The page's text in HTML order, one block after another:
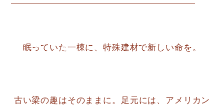
眠っていた一棟に、特殊建材で新しい命を。
古い梁の趣はそのままに。足元には、アメリカン